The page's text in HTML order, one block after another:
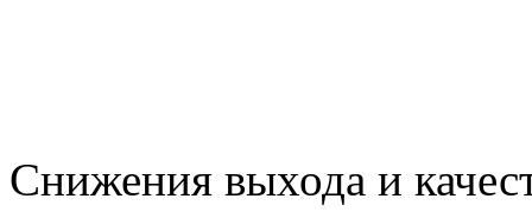
Снижения выхода и